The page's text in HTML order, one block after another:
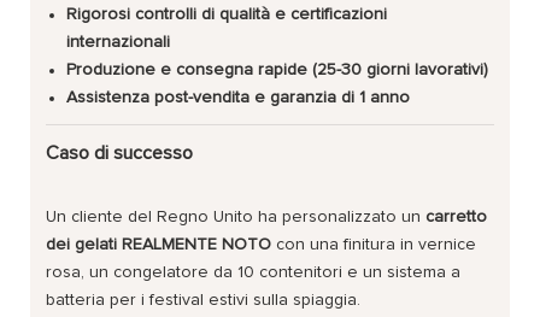
Rigorosi controlli di qualità e certificazioni
internazionali
Produzione e consegna rapide (25-30 giorni lavorativi)
Assistenza post-vendita e garanzia di 1 anno
Caso di successo
Un cliente del Regno Unito ha personalizzato un carretto
dei gelati REALMENTE NOTO con una finitura in vernice
rosa, un congelatore da 10 contenitori e un sistema a
batteria per i festival estivi sulla spiaggia.